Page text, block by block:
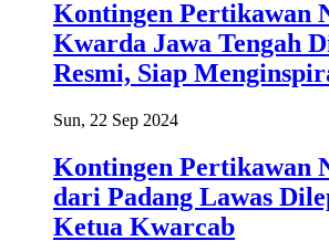
Kontingen Pertikawan
Kwarda Jawa Tengah
Resmi, Siap
Sun, 22 Sep 2024
Kontingen Pertikawan
dari Padang Lawas
Ketua Kwarcab